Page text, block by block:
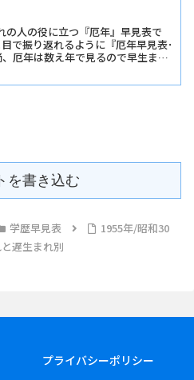
の人の役に立つ『厄年』早見表で
で振り返れるように『厄年早見表･
厄年は数え年で見るので早生まれ
を書き込む
学歴早見表
1955年/昭和30
遅生まれ別
プライバシーポリシー